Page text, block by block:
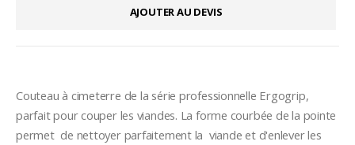
AJOUTER AU DEVIS
Couteau à cimeterre de la série professionnelle Ergogrip,
parfait pour couper les viandes. La forme courbée de la pointe
permet  de nettoyer parfaitement la  viande et d'enlever les